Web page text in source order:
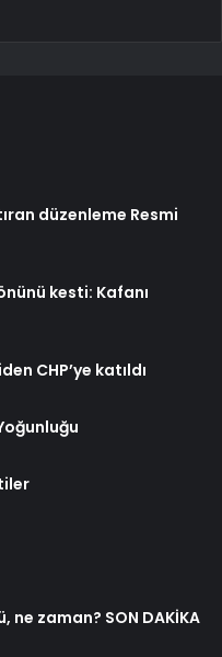
düzenleme Resmi
kesti: Kafanı
CHP’ye katıldı
ne zaman? SON DAKİKA